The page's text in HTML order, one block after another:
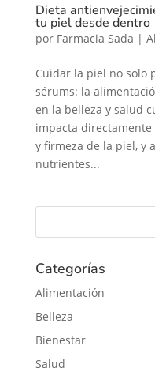
Dieta
tu piel desde dentro
por Farmacia Sada |
Cuidar la piel no solo
sérums: la
en la belleza y salud
impacta
y firmeza de la piel, y
nutrientes...
Categorías
Alimentación
Belleza
Bienestar
Salud